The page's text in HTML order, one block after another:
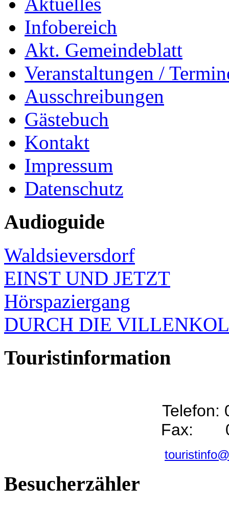
Infobereich
Akt. Gemeindeblatt
Veranstaltungen /
Ausschreibungen
Gästebuch
Kontakt
Impressum
Datenschutz
Audioguide
Waldsieversdorf
EINST UND JETZT
Hörspaziergang
DURCH DIE
Touristinformation
Telefon:
Fax:
Besucherzähler